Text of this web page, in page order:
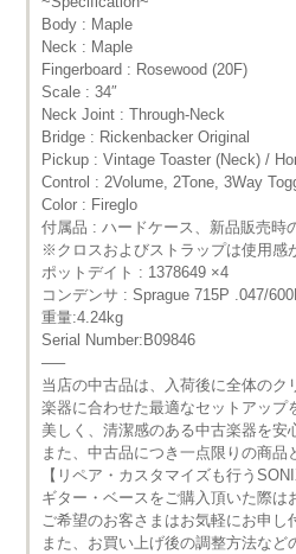
Body : Maple
Neck : Maple
Fingerboard : Rosewood (20F)
Scale : 34″
Neck Joint : Through-Neck
Bridge : Rickenbacker Original
Pickup : Vintage Toaster (Neck) /
Control : 2Volume, 2Tone, 3Way
Color : Fireglo
付属品 : ハードケース、新品販売時
※クロスおよびストラップは使用感
ポットデイト : 1378649 ×4
コンデンサ : Sprague 715P .047/
重量:4.24kg
Serial Number:B09846
—–
当店の中古品は、入荷後に全体の
楽器に合わせた最適なセットアップ
美しく、清潔感のある中古楽器を
また、中古品につき一点限りの商
【リペア・カスタマイズも行う
ギター・ベースをご購入頂いた際
ご希望のお客さまはお気軽にお申し
また、お買い上げ後の調整方法な